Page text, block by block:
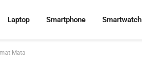
Laptop Smartphone Smartwatch
Mata